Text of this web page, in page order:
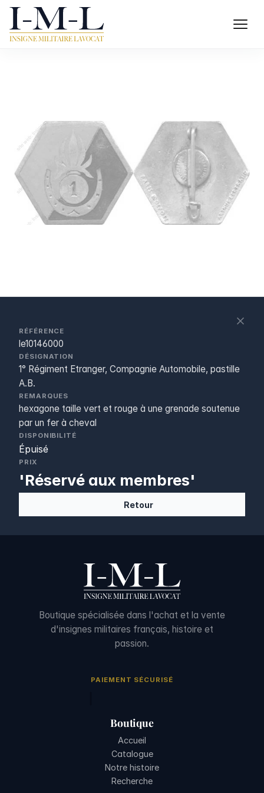
RÉFÉRENCE
le10146000
DÉSIGNATION
1° Régiment Etranger, Compagnie Automobile, pastille
A.B.
REMARQUES
hexagone taille vert et rouge à une grenade soutenue
par un fer à cheval
DISPONIBILITÉ
Épuisé
PRIX
'Réservé aux membres'
Retour
Boutique spécialisée dans l'achat et la vente
d'insignes militaires français, histoire et
passion.
PAIEMENT SÉCURISÉ
Boutique
Accueil
Catalogue
Notre histoire
Recherche